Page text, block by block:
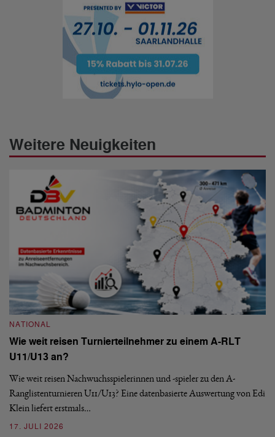
Weitere Neuigkeiten
NATIONAL
Wie weit reisen Turnierteilnehmer zu einem A-RLT
U11/U13 an?
Wie weit reisen Nachwuchsspielerinnen und -spieler zu den A-
Ranglistenturnieren U11/U13? Eine datenbasierte Auswertung von Edi
Klein liefert erstmals…
17. JULI 2026